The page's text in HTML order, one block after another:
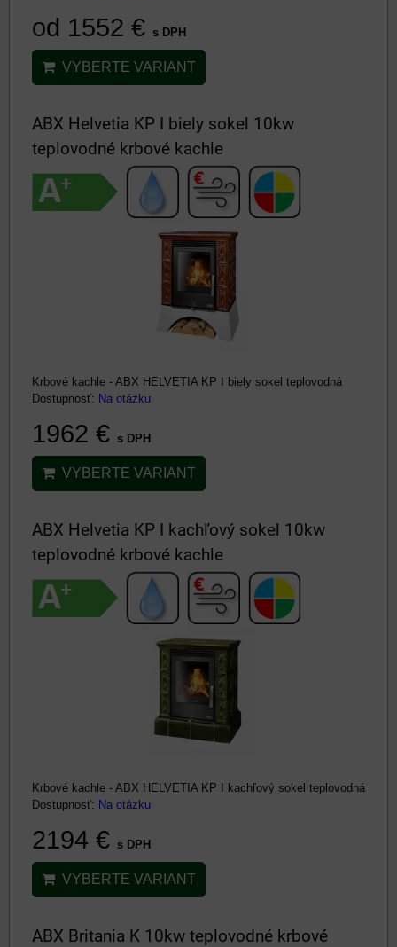
od 1552 € s DPH
VYBERTE VARIANT
ABX Helvetia KP I biely sokel 10kw
teplovodné krbové kachle
Krbové kachle - ABX HELVETIA KP I biely sokel teplovodná
Dostupnosť: Na otázku
1962 € s DPH
VYBERTE VARIANT
ABX Helvetia KP I kachľový sokel 10kw
teplovodné krbové kachle
Krbové kachle - ABX HELVETIA KP I kachľový sokel teplovodná
Dostupnosť: Na otázku
2194 € s DPH
VYBERTE VARIANT
ABX Britania K 10kw teplovodné krbové